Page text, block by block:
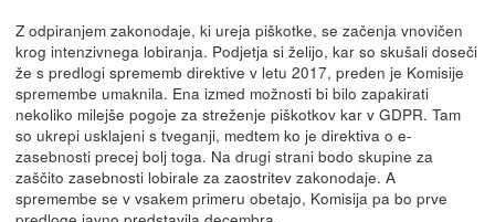
Z odpiranjem zakonodaje, ki ureja piškotke, se začenja vnovičen
krog intenzivnega lobiranja. Podjetja si želijo, kar so skušali doseči
že s predlogi sprememb direktive v letu 2017, preden je Komisije
spremembe umaknila. Ena izmed možnosti bi bilo zapakirati
nekoliko milejše pogoje za streženje piškotkov kar v GDPR. Tam
so ukrepi usklajeni s tveganji, medtem ko je direktiva o e-
zasebnosti precej bolj toga. Na drugi strani bodo skupine za
zaščito zasebnosti lobirale za zaostritev zakonodaje. A
spremembe se v vsakem primeru obetajo, Komisija pa bo prve